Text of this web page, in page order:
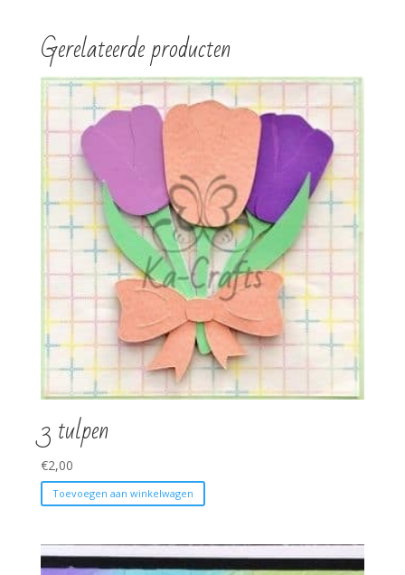
Gerelateerde producten
3 tulpen
€2,00
Toevoegen aan winkelwagen